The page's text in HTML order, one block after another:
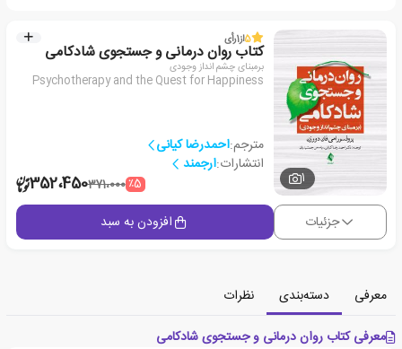
1
5از1رأی
کتاب روان درمانی و جستجوی شادکامی
برمبنای چشم انداز وجودی
Psychotherapy and the Quest for Happiness
مترجم:احمدرضا کیانی
انتشارات:ارجمند
٪5371،000352،450
جزئیات افزودن به سبد
معرفی دسته‌بندی
نظرات
معرفی کتاب روان درمانی و جستجوی شادکامی